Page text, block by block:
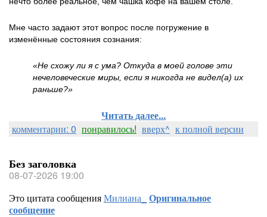
Мне часто задают этот вопрос после погружение в
изменённые состояния сознания:
«Не схожу ли я с ума? Откуда в моей голове эти
нечеловеческие миры, если я никогда не видел(а) их
раньше?»
Читать далее...
комментарии: 0 понравилось! вверх^ к полной версии
Без заголовка
08-07-2026 19:00
Это цитата сообщенияМилиана_ Оригинальное
сообщение